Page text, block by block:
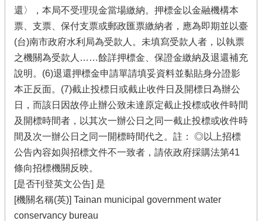
還〉，本局不受理現金當場繳納。押標金以金融機構本
票、支票、保付支票或郵政匯票繳納者，應為即期並以臺
(台)南市政府水利局為受款人。未填寫受款人者，以執票
之機關為受款人……餘詳押標金、保證金繳納及退還補充
說明。(6)退還押標金申請單請填妥資料並黏貼身分證影
本正反面。(7)截止投標日或截止收件日及開標日為辦公
日，而該日因故停止辦公致未達原定截止投標或收件時間
及開標時間者，以其次一辦公日之同一截止投標或收件時
間及次一辦公日之同一開標時間代之。註： ◎以上招標
公告內容如與招標文件不一致者，請依政府採購法第41
條向招標機關反映。
[是否刊登英文公告] 是
[機關名稱(英)] Tainan municipal government water
conservancy bureau